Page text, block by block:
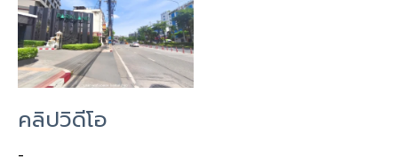
คลิปวิดีโอ